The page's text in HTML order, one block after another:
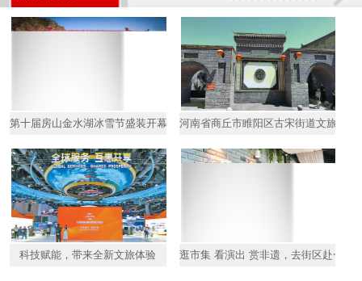
第十届房山金水湖冰雪节盛装开幕 河南省商丘市睢阳区古宋街道文旅项目
科技赋能，带来全新文旅体验 逛市集 看演出 赏非遗，去街区赴一场